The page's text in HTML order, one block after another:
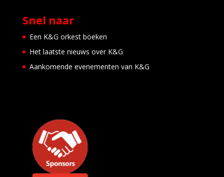
Snel naar
Een K&G orkest boeken
Het laatste nieuws over K&G
Aankomende evenementen van K&G